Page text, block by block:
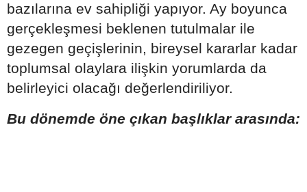
bazılarına ev sahipliği yapıyor. Ay boyunca
gerçekleşmesi beklenen tutulmalar ile
gezegen geçişlerinin, bireysel kararlar kadar
toplumsal olaylara ilişkin yorumlarda da
belirleyici olacağı değerlendiriliyor.
Bu dönemde öne çıkan başlıklar arasında: